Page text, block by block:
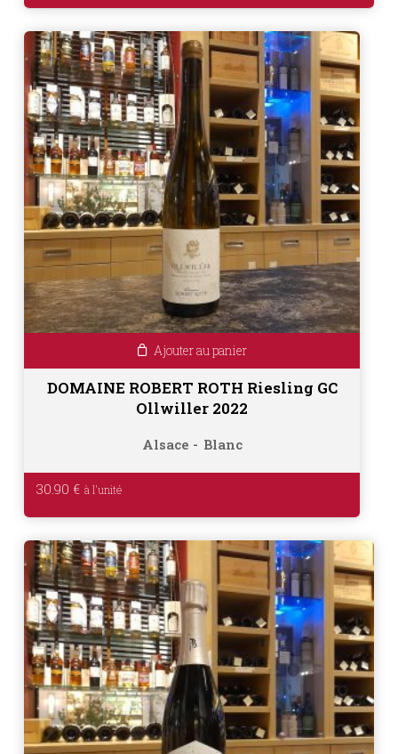
Ajouter au panier
DOMAINE ROBERT ROTH Riesling GC
Ollwiller 2022
Alsace Blanc
30.90 €